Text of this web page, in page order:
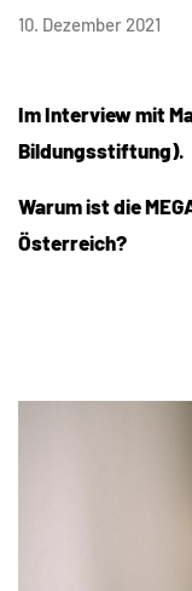
10. Dezember 2021
Im Interview mit
Bildungsstiftung).
Warum ist die
Österreich?